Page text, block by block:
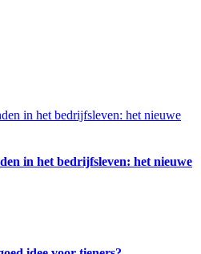
in het bedrijfsleven: het nieuwe